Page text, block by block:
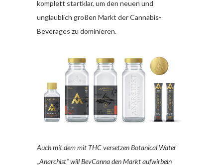
komplett startklar, um den neuen und
unglaublich großen Markt der Cannabis-
Beverages zu dominieren.
Auch mit dem mit THC versetzen Botanical Water
„Anarchist“ will BevCanna den Markt aufwirbeln